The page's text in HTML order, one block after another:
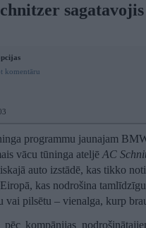
komentāru
programmu jaunajam
vācu tūninga ateljē AC
auto izstādē, kas tikko
kas nodrošina
vai pilsētu – vienalga, kurp
pēc kompānijas